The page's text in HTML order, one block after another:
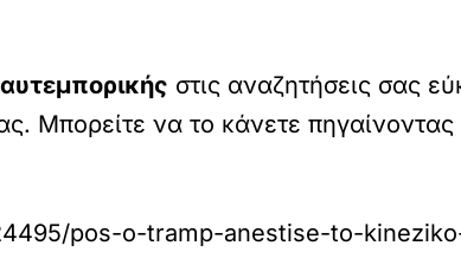
στις αναζητήσεις σας
Μπορείτε να το κάνετε
pos-o-tramp-anestise-to-